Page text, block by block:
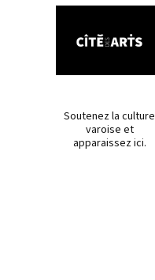
Soutenez la culture
varoise et
apparaissez ici.